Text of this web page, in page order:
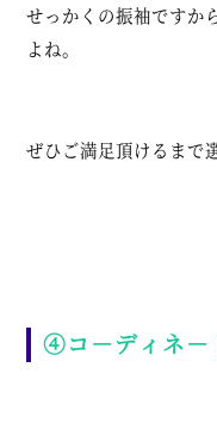
せっかくの振袖ですか
よね。
ぜひご満足頂けるまで
④コ－ディネ－